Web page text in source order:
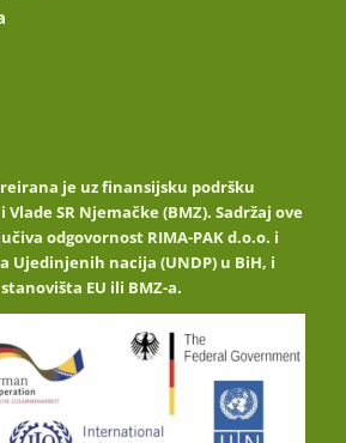
je uz finansijsku podršku
Vlade SR Njemačke (BMZ). Sadržaj ove
odgovornost RIMA-PAK d.o.o. i
Ujedinjenih nacija (UNDP) u BiH, i
EU ili BMZ-a.